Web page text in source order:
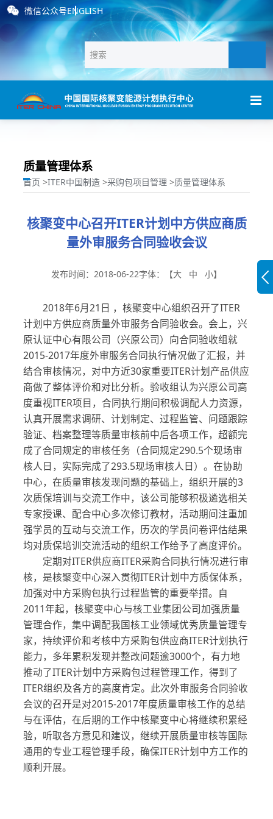
微信公众号ENGLISH
质量管理体系
首页 >ITER中国制造 >采购包项目管理 >质量管理体系
核聚变中心召开ITER计划中方供应商质
量外审服务合同验收会议
发布时间：2018-06-22字体：【大 中 小】
2018年6月21日 ，核聚变中心组织召开了ITER
计划中方供应商质量外审服务合同验收会。会上，兴
原认证中心有限公司（兴原公司）向合同验收组就
2015-2017年度外审服务合同执行情况做了汇报，并
结合审核情况，对中方近30家重要ITER计划产品供应
商做了整体评价和对比分析。验收组认为兴原公司高
度重视ITER项目，合同执行期间积极调配人力资源，
认真开展需求调研、计划制定、过程监管、问题跟踪
验证、档案整理等质量审核前中后各项工作，超额完
成了合同规定的审核任务（合同规定290.5个现场审
核人日，实际完成了293.5现场审核人日）。在协助
中心，在质量审核发现问题的基础上，组织开展的3
次质保培训与交流工作中，该公司能够积极遴选相关
专家授课、配合中心多次修订教材，活动期间注重加
强学员的互动与交流工作，历次的学员问卷评估结果
均对质保培训交流活动的组织工作给予了高度评价。
定期对ITER供应商ITER采购合同执行情况进行审
核，是核聚变中心深入贯彻ITER计划中方质保体系，
加强对中方采购包执行过程监管的重要举措。自
2011年起，核聚变中心与核工业集团公司加强质量
管理合作，集中调配我国核工业领域优秀质量管理专
家，持续评价和考核中方采购包供应商ITER计划执行
能力，多年累积发现并整改问题逾3000个，有力地
推动了ITER计划中方采购包过程管理工作，得到了
ITER组织及各方的高度肯定。此次外审服务合同验收
会议的召开是对2015-2017年度质量审核工作的总结
与在评估，在后期的工作中核聚变中心将继续积累经
验，听取各方意见和建议，继续开展质量审核等国际
通用的专业工程管理手段，确保ITER计划中方工作的
顺利开展。